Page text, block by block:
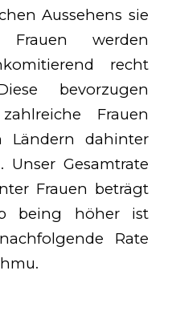
Aussehens sie
Frauen werden
recht
bevorzugen
Frauen
Ländern dahinter
Gesamtrate
Frauen beträgt
being höher ist
Rate